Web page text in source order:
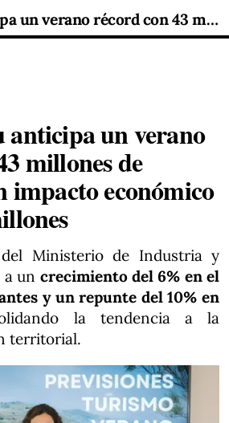
Jordi Hereu anticipa un verano récord con 43 millones de turistas y un impacto económico de 64.000 millones
un verano
millones de
impacto económico
Ministerio de Industria y
un crecimiento del 6% en el
y un repunte del 10% en
la tendencia a la
territorial.